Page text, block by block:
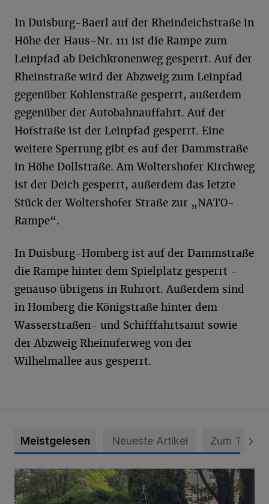
In Duisburg-Baerl auf der Rheindeichstraße in
Höhe der Haus-Nr. 111 ist die Rampe zum
Leinpfad ab Deichkronenweg gesperrt. Auf der
Rheinstraße wird der Abzweig zum Leinpfad
gegenüber Kohlenstraße gesperrt, außerdem
gegenüber der Autobahnauffahrt. Auf der
Hofstraße ist der Leinpfad gesperrt. Eine
weitere Sperrung gibt es auf der Dammstraße
in Höhe Dollstraße. Am Woltershofer Kirchweg
ist der Deich gesperrt, außerdem das letzte
Stück der Woltershofer Straße zur „NATO-
Rampe“.
In Duisburg-Homberg ist auf der Dammstraße
die Rampe hinter dem Spielplatz gesperrt -
genauso übrigens in Ruhrort. Außerdem sind
in Homberg die Königstraße hinter dem
Wasserstraßen- und Schifffahrtsamt sowie
der Abzweig Rheinuferweg von der
Wilhelmallee aus gesperrt.
Meistgelesen Neueste Artikel Zum Thema
Schützenfest mit neuem Ablaufplan